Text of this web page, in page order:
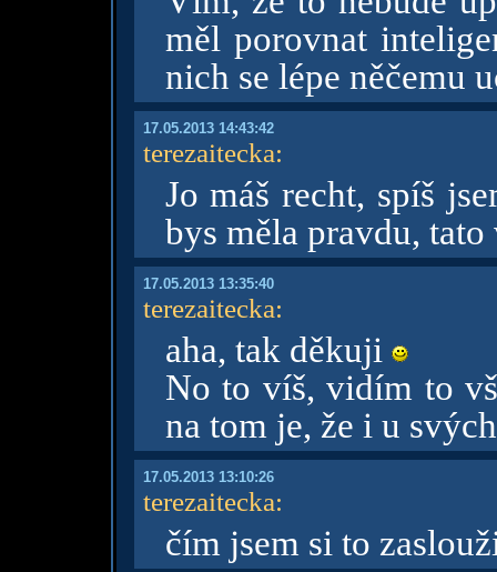
měl porovnat
nich se lépe něčemu
17.05.2013 14:43:42
terezaitecka:
Jo máš recht, spíš
bys měla pravdu,
17.05.2013 13:35:40
terezaitecka:
aha, tak děkuji
No to víš, vidím to
na tom je, že i u
17.05.2013 13:10:26
terezaitecka:
čím jsem si to